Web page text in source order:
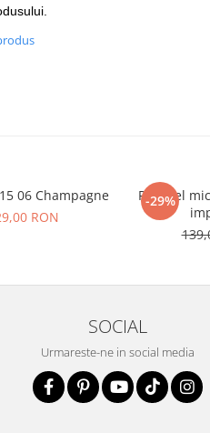
06 Champagne
RON
-29%
Portofel
SOCIAL
Urmareste-ne in social media